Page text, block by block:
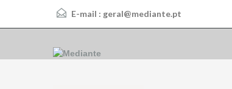
E-mail : geral@mediante.pt